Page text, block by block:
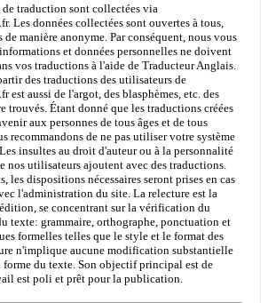
de traduction sont collectées via
Les données collectées sont ouvertes à tous,
de manière anonyme. Par conséquent, nous vous
et données personnelles ne doivent
vos traductions à l'aide de Traducteur Anglais.
des traductions des utilisateurs de
est aussi de l'argot, des blasphèmes, etc. des
trouvés. Étant donné que les traductions créées
aux personnes de tous âges et de tous
recommandons de ne pas utiliser votre système
insultes au droit d'auteur ou à la personnalité
nos utilisateurs ajoutent avec des traductions.
les dispositions nécessaires seront prises en cas
l'administration du site. La relecture est la
se concentrant sur la vérification du
texte: grammaire, orthographe, ponctuation et
formelles telles que le style et le format des
n'implique aucune modification substantielle
forme du texte. Son objectif principal est de
est poli et prêt pour la publication.